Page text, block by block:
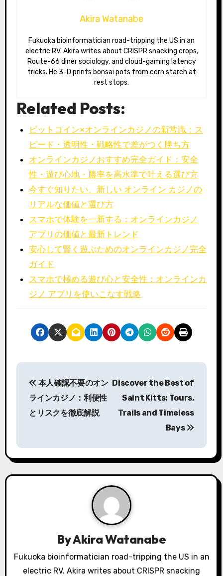
Akira Watanabe
Fukuoka bioinformatician road-tripping the US in an
electric RV. Akira writes about CRISPR snacking crops,
Route-66 diner sociology, and cloud-gaming latency
tricks. He 3-D prints bonsai pots from corn starch at
rest stops.
Related Posts:
ビットコイン×オンラインカジノの新常識：ス
ピード・透明性・戦略性で差がつく勝ち方
オンラインカジノおすすめ完全ガイド：安全
性・遊び心地・勝率を高水準で叶える選び方
今すぐ知りたい、新しい オンライン カジノの
リアルな価値と選び方
スマホで体験を一新する：オンラインカジノ
アプリの価値と最新トレンド
安心して賢く遊ぶためのオンラインカジノ完全
ガイド
スマホで極める遊び心と安全性：オンラインカ
ジノ アプリを使いこなす戦略
P
n
a
a
本人確認不要のオン
ラインカジノ：利便性
とリスクを徹底解説
Discover the Best of
Saint Kitts: Tours,
Trails and Timeless
Bays
ByAkira Watanabe
Fukuoka bioinformatician road-tripping the US in an
electric RV. Akira writes about CRISPR snacking